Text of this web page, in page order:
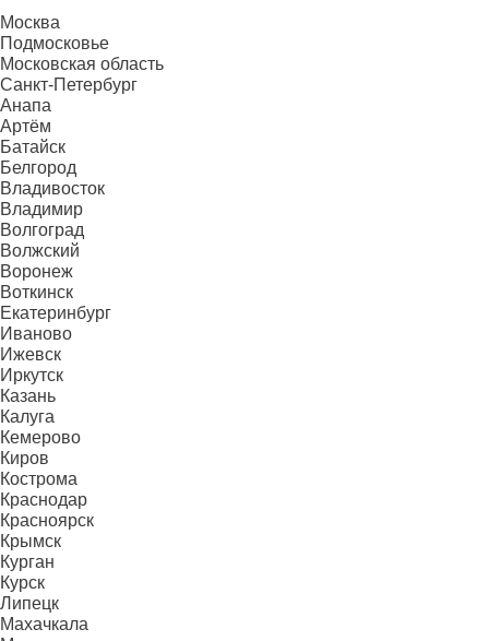
Москва
Подмосковье
Московская область
Санкт-Петербург
Анапа
Артём
Батайск
Белгород
Владивосток
Владимир
Волгоград
Волжский
Воронеж
Воткинск
Екатеринбург
Иваново
Ижевск
Иркутск
Казань
Калуга
Кемерово
Киров
Кострома
Краснодар
Красноярск
Крымск
Курган
Курск
Липецк
Махачкала